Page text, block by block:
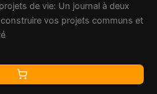
de vie: Un journal à deux
vos projets communs et